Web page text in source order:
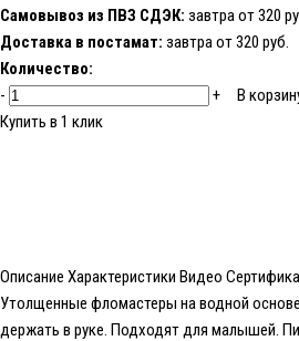
Самовывоз из ПВЗ СДЭК: завтра от 320
Доставка в постамат: завтра от 320 руб.
Количество:
-
+
В
Купить в 1 клик
Описание Характеристики Видео
Утолщенные фломастеры на водной
держать в руке. Подходят для малышей.